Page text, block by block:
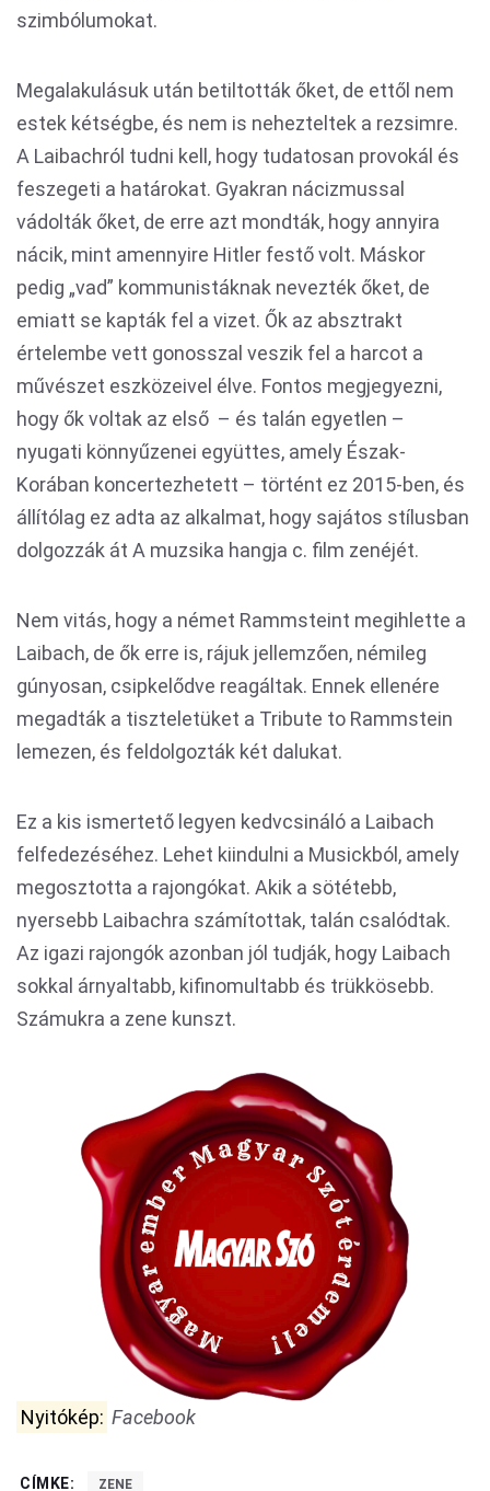
szimbólumokat.
Megalakulásuk után betiltották őket, de ettől nem
estek kétségbe, és nem is nehezteltek a rezsimre.
A Laibachról tudni kell, hogy tudatosan provokál és
feszegeti a határokat. Gyakran nácizmussal
vádolták őket, de erre azt mondták, hogy annyira
nácik, mint amennyire Hitler festő volt. Máskor
pedig „vad” kommunistáknak nevezték őket, de
emiatt se kapták fel a vizet. Ők az absztrakt
értelembe vett gonosszal veszik fel a harcot a
művészet eszközeivel élve. Fontos megjegyezni,
hogy ők voltak az első – és talán egyetlen –
nyugati könnyűzenei együttes, amely Észak-
Korában koncertezhetett – történt ez 2015-ben, és
állítólag ez adta az alkalmat, hogy sajátos stílusban
dolgozzák át A muzsika hangja c. film zenéjét.
Nem vitás, hogy a német Rammsteint megihlette a
Laibach, de ők erre is, rájuk jellemzően, némileg
gúnyosan, csipkelődve reagáltak. Ennek ellenére
megadták a tiszteletüket a Tribute to Rammstein
lemezen, és feldolgozták két dalukat.
Ez a kis ismertető legyen kedvcsináló a Laibach
felfedezéséhez. Lehet kiindulni a Musickból, amely
megosztotta a rajongókat. Akik a sötétebb,
nyersebb Laibachra számítottak, talán csalódtak.
Az igazi rajongók azonban jól tudják, hogy Laibach
sokkal árnyaltabb, kifinomultabb és trükkösebb.
Számukra a zene kunszt.
Nyitókép: Facebook
CÍMKE: ZENE